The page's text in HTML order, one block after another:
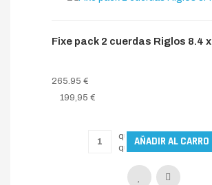
Fixe pack 2 cuerdas Riglos 8.4 x
265.95 €
199,95 €